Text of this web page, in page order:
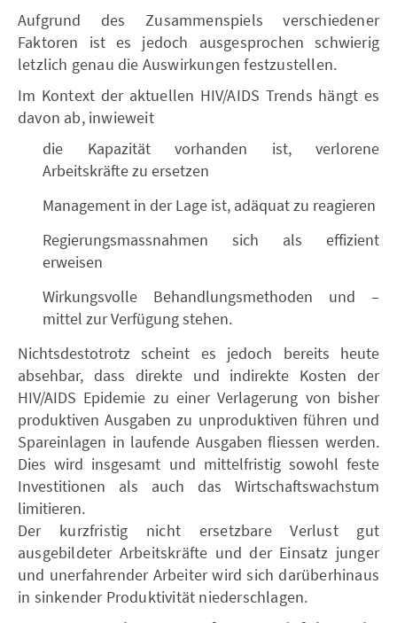
Aufgrund des Zusammenspiels verschiedener
Faktoren ist es jedoch ausgesprochen schwierig
letzlich genau die Auswirkungen festzustellen.
Im Kontext der aktuellen HIV/AIDS Trends hängt es
davon ab, inwieweit
die Kapazität vorhanden ist, verlorene
Arbeitskräfte zu ersetzen
Management in der Lage ist, adäquat zu reagieren
Regierungsmassnahmen sich als effizient
erweisen
Wirkungsvolle Behandlungsmethoden und –
mittel zur Verfügung stehen.
Nichtsdestotrotz scheint es jedoch bereits heute
absehbar, dass direkte und indirekte Kosten der
HIV/AIDS Epidemie zu einer Verlagerung von bisher
produktiven Ausgaben zu unproduktiven führen und
Spareinlagen in laufende Ausgaben fliessen werden.
Dies wird insgesamt und mittelfristig sowohl feste
Investitionen als auch das Wirtschaftswachstum
limitieren.
Der kurzfristig nicht ersetzbare Verlust gut
ausgebildeter Arbeitskräfte und der Einsatz junger
und unerfahrender Arbeiter wird sich darüberhinaus
in sinkender Produktivität niederschlagen.